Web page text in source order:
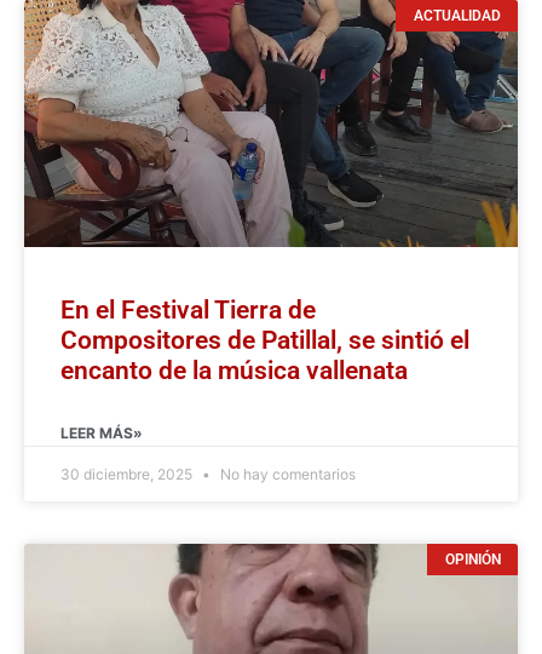
ACTUALIDAD
En el Festival Tierra de
Compositores de Patillal, se sintió el
encanto de la música vallenata
LEER MÁS»
30 diciembre, 2025 No hay comentarios
OPINIÓN